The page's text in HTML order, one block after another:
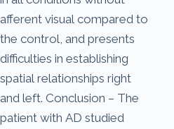
afferent visual compared to
the control, and presents
difficulties in establishing
spatial relationships right
and left. Conclusion – The
patient with AD studied